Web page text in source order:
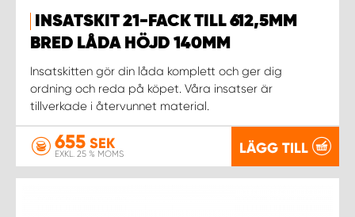
INSATSKIT 21-FACK TILL 612,5MM
BRED LÅDA HÖJD 140MM
Insatskitten gör din låda komplett och ger dig
ordning och reda på köpet. Våra insatser är
tillverkade i återvunnet material.
655 SEK
EXKL. 25 % MOMS LÄGG TILL